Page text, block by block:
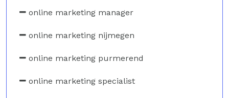
online marketing manager
online marketing nijmegen
online marketing purmerend
online marketing specialist